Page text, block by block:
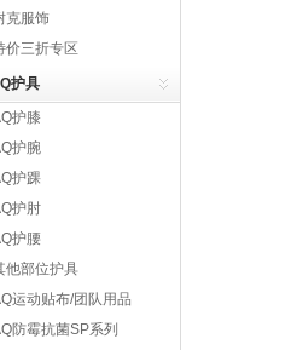
克服饰
价三折专区
护具
护膝
护腕
护踝
护肘
护腰
他部位护具
运动贴布/团队用品
防霉抗菌SP系列